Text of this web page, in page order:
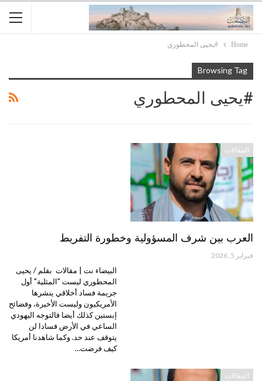
Home #يحيى المحطوري
Browsing Tag
#يحيى المحطوري
المقالات
العرب بين شرف المسؤولية وخطورة التفريط
فبراير 5, 2026
البيضاء نت | مقالات بقلم / يحيى
المحطوري ليست "المثلية" أول
جريمة فساد أخلاقي ينشرها
الأمريكيون وليست الأخيرة، وفضائح
إبستين كذلك أيضا فالتوجه اليهودي
الساعي في الأرض فسادا لن
يتوقف عند حد. وكما شاهدنا أمريكا
كيف فرضت…
المقالات